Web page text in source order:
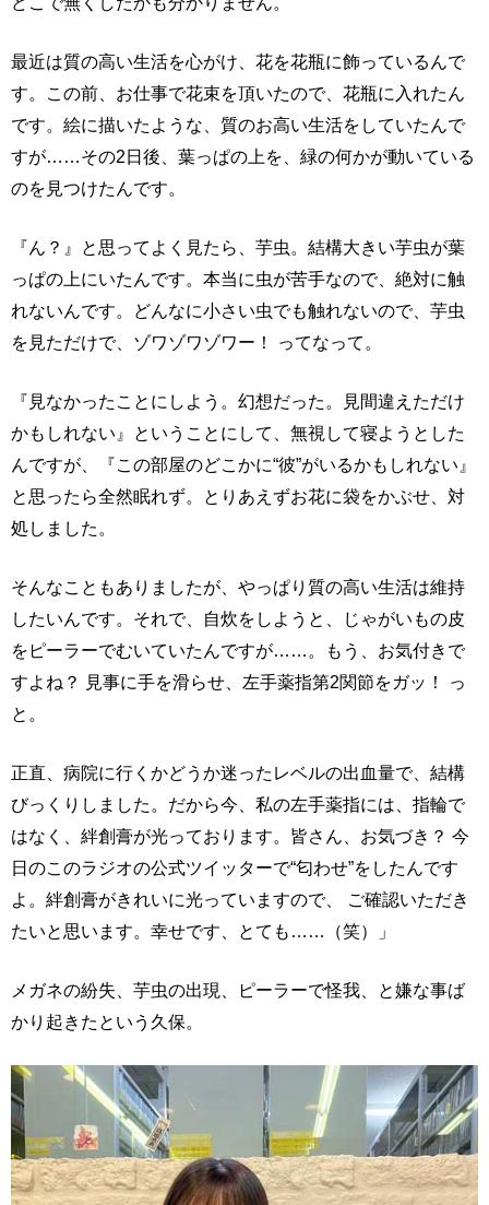
最近は質の高い生活を心がけ、花を花瓶に飾っているんで
す。この前、お仕事で花束を頂いたので、花瓶に入れたん
です。絵に描いたような、質のお高い生活をしていたんで
すが……その2日後、葉っぱの上を、緑の何かが動いている
のを見つけたんです。
『ん？』と思ってよく見たら、芋虫。結構大きい芋虫が葉
っぱの上にいたんです。本当に虫が苦手なので、絶対に触
れないんです。どんなに小さい虫でも触れないので、芋虫
を見ただけで、ゾワゾワゾワー！ ってなって。
『見なかったことにしよう。幻想だった。見間違えただけ
かもしれない』ということにして、無視して寝ようとした
んですが、『この部屋のどこかに“彼”がいるかもしれない』
と思ったら全然眠れず。とりあえずお花に袋をかぶせ、対
処しました。
そんなこともありましたが、やっぱり質の高い生活は維持
したいんです。それで、自炊をしようと、じゃがいもの皮
をピーラーでむいていたんですが……。もう、お気付きで
すよね？ 見事に手を滑らせ、左手薬指第2関節をガッ！ っ
と。
正直、病院に行くかどうか迷ったレベルの出血量で、結構
びっくりしました。だから今、私の左手薬指には、指輪で
はなく、絆創膏が光っております。皆さん、お気づき？ 今
日のこのラジオの公式ツイッターで“匂わせ”をしたんです
よ。絆創膏がきれいに光っていますので、 ご確認いただき
たいと思います。幸せです、とても……（笑）」
メガネの紛失、芋虫の出現、ピーラーで怪我、と嫌な事ば
かり起きたという久保。